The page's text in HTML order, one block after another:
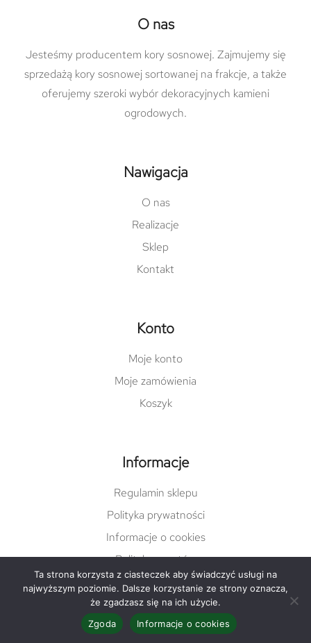
O nas
Jesteśmy producentem kory sosnowej. Zajmujemy się
sprzedażą kory sosnowej sortowanej na frakcje, a także
oferujemy szeroki wybór dekoracyjnych kamieni
ogrodowych.
Nawigacja
O nas
Realizacje
Sklep
Kontakt
Konto
Moje konto
Moje zamówienia
Koszyk
Informacje
Regulamin sklepu
Polityka prywatności
Informacje o cookies
Polityka zwrotów
© Copyright 2022 damgreen.pl |varto.pl
FacebookInstagram
Ta strona korzysta z ciasteczek aby świadczyć usługi na
najwyższym poziomie. Dalsze korzystanie ze strony oznacza,
że zgadzasz się na ich użycie.
Zgoda
Informacje o cookies